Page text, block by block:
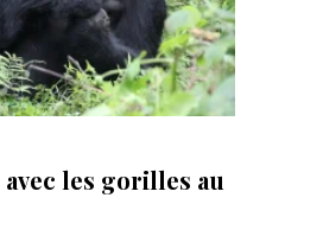
les gorilles au